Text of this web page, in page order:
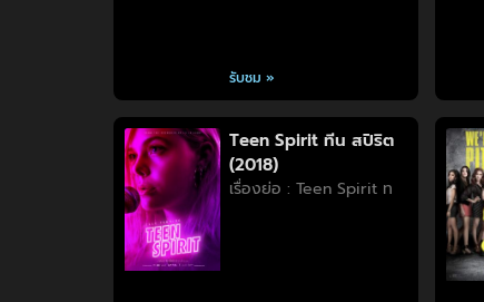
รับชม »
Teen Spirit ทีน สปิริต
(2018)
เรื่องย่อ : Teen Spirit ท